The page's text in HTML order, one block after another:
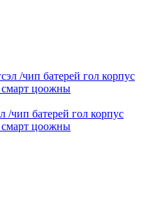
/чип батерей гол корпус
смарт цоожны